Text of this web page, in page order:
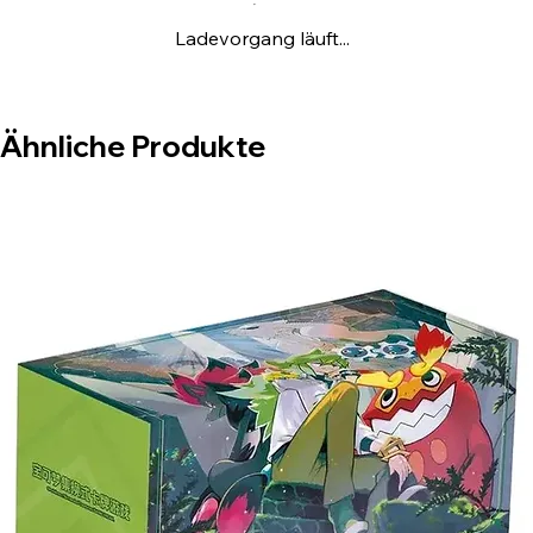
Werbekarte von Wooper.
Ladevorgang läuft...
Ähnliche Produkte